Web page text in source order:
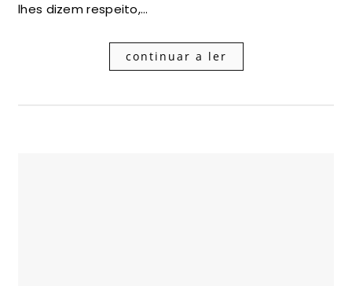
lhes dizem respeito,…
continuar a ler